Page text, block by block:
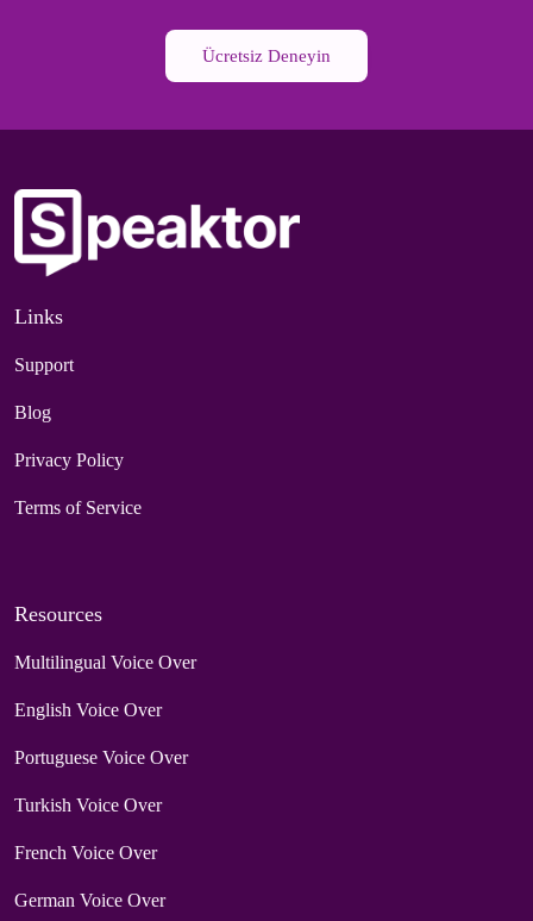
Ücretsiz Deneyin
Links
Support
Blog
Privacy Policy
Terms of Service
Resources
Multilingual Voice Over
English Voice Over
Portuguese Voice Over
Turkish Voice Over
French Voice Over
German Voice Over